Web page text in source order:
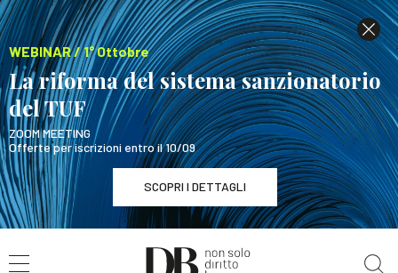
WEBINAR / 1° Ottobre
La riforma del sistema sanzionatorio
del TUF
ZOOM MEETING
Offerte per iscrizioni entro il 10/09
SCOPRI I DETTAGLI
WEBINAR / 1° Ottobre